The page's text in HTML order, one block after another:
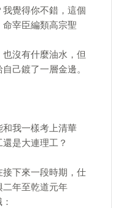
覺得你不錯，這個
宰臣編類高宗聖
沒有什麼油水，但
己鍍了一層金邊。
我一樣考上清華
是大連理工？
下來一段時期，仕
年至乾道元年